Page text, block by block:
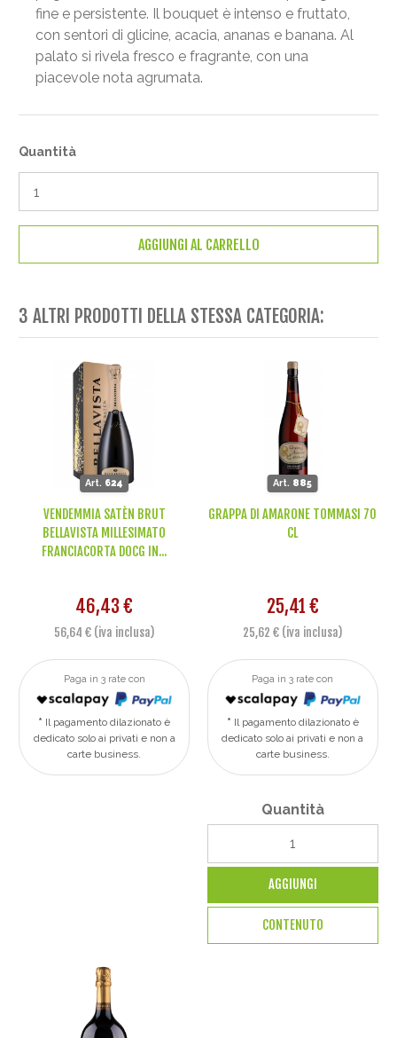
fine e persistente. Il bouquet è intenso e fruttato,
con sentori di glicine, acacia, ananas e banana. Al
palato si rivela fresco e fragrante, con una
piacevole nota agrumata.
Quantità
AGGIUNGI AL CARRELLO
3 ALTRI PRODOTTI DELLA STESSA CATEGORIA:
Art. 624
VENDEMMIA SATÈN BRUT
BELLAVISTA MILLESIMATO
FRANCIACORTA DOCG IN...
46,43 €
56,64 € (iva inclusa)
Paga in 3 rate con
Il pagamento dilazionato è
dedicato solo ai privati e non a
carte business.
Art. 885
GRAPPA DI AMARONE TOMMASI 70
CL
25,41 €
25,62 € (iva inclusa)
Paga in 3 rate con
Il pagamento dilazionato è
dedicato solo ai privati e non a
carte business.
Quantità
AGGIUNGI
CONTENUTO